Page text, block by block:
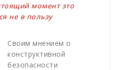
момент это
не в пользу
Своим мнением о
конструктивной
безопасности